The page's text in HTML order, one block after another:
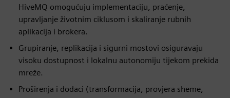
HiveMQ omogućuju implementaciju, praćenje,
upravljanje životnim ciklusom i skaliranje rubnih
aplikacija i brokera.
Grupiranje, replikacija i sigurni mostovi osiguravaju
visoku dostupnost i lokalnu autonomiju tijekom prekida
mreže.
Proširenja i dodaci (transformacija, provjera sheme,